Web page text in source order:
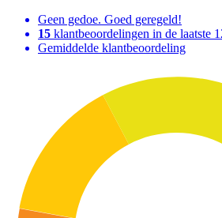
Geen gedoe. Goed geregeld!
15 klantbeoordelingen in de laatste
Gemiddelde klantbeoordeling